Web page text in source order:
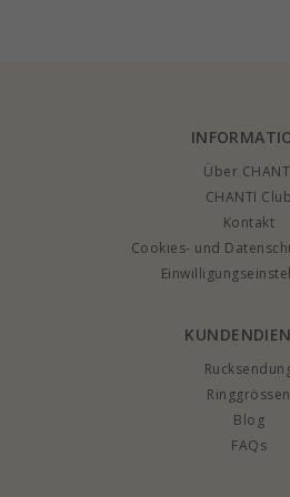
Über
CHANTI Club
Kontakt
Cookies- und
Ringgrössen
Blog
FAQs